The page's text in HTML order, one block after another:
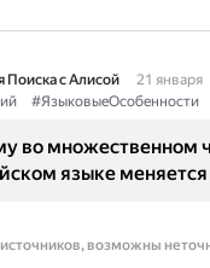
Поиска с Алисой
21 января
#ЯзыковыеОсобенности
во множественном
языке
возможны